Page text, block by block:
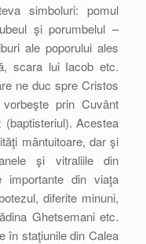
simboluri: pomul
şi porumbelul –
ale poporului ales
scara lui Iacob etc.
ne duc spre Cristos
prin Cuvânt
Acestea
mântuitoare, dar şi
şi vitraliile din
importante din viaţa
diferite minuni,
Ghetsemani etc.
în staţiunile din Calea